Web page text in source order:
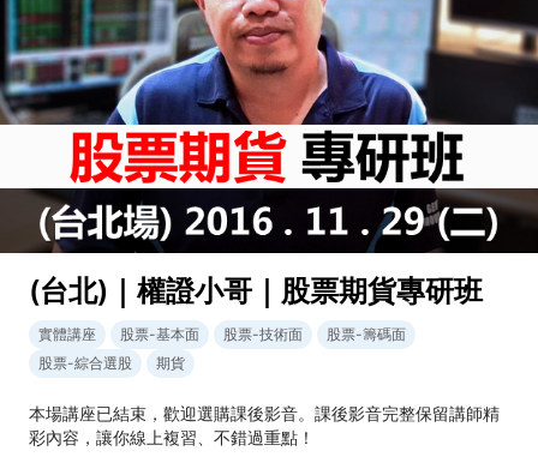
(台北)｜權證小哥｜股票期貨專研班
實體講座 股票-基本面 股票-技術面
股票-籌碼面
股票-綜合選股
期貨
本場講座已結束，歡迎選購課後影音。課後影音完整保留講師精
彩內容，讓你線上複習、不錯過重點！